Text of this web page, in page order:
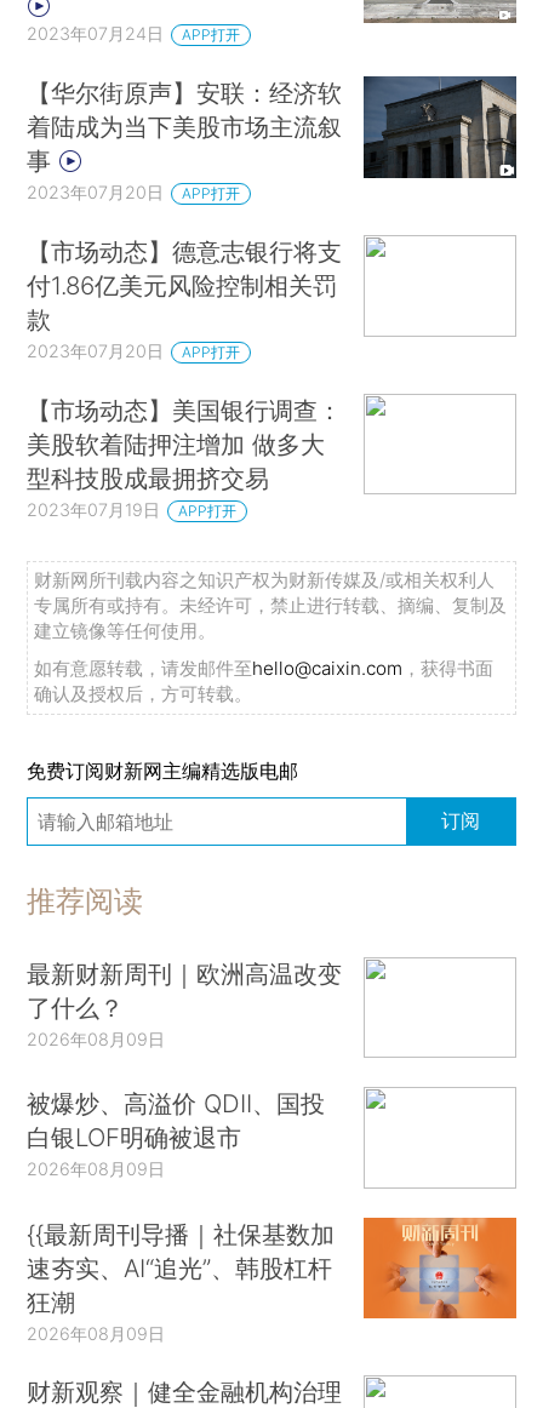
2023年07月24日 APP打开
【华尔街原声】安联：经济软
着陆成为当下美股市场主流叙
事
2023年07月20日 APP打开
【市场动态】德意志银行将支
付1.86亿美元风险控制相关罚
款
2023年07月20日 APP打开
【市场动态】美国银行调查：
美股软着陆押注增加 做多大
型科技股成最拥挤交易
2023年07月19日 APP打开
财新网所刊载内容之知识产权为财新传媒及/或相关权利人
专属所有或持有。未经许可，禁止进行转载、摘编、复制及
建立镜像等任何使用。
如有意愿转载，请发邮件至hello@caixin.com ，获得书面
确认及授权后，方可转载。
免费订阅财新网主编精选版电邮
订阅
推荐阅读
最新财新周刊｜欧洲高温改变
了什么？
2026年08月09日
被爆炒、高溢价 QDII、国投
白银LOF明确被退市
2026年08月09日
{{最新周刊导播｜社保基数加
速夯实、AI“追光”、韩股杠杆
狂潮
2026年08月09日
财新观察｜健全金融机构治理